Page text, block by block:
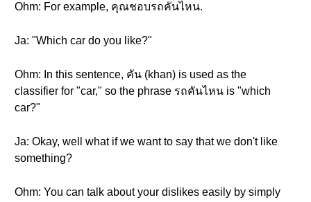
Ohm: For example, คุณชอบรถคันไหน.
Ja: "Which car do you like?"
Ohm: In this sentence, คัน (khan) is used as the
classifier for "car," so the phrase รถคันไหน is "which
car?"
Ja: Okay, well what if we want to say that we don't like
something?
Ohm: You can talk about your dislikes easily by simply